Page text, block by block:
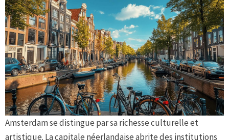
Amsterdam se distingue par sa richesse culturelle et
artistique. La capitale néerlandaise abrite des institutions